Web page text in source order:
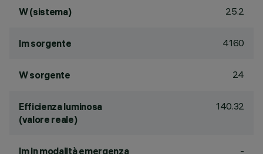
W (sistema) 25.2
lm sorgente 4160
W sorgente 24
Efficienza luminosa
(valore reale)
140.32
lm in modalità emergenza -